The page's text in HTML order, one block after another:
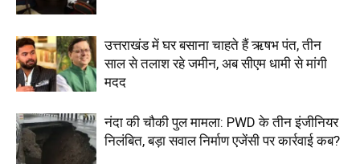
उत्तराखंड में घर बसाना चाहते हैं ऋषभ पंत, तीन
साल से तलाश रहे जमीन, अब सीएम धामी से मांगी
मदद
नंदा की चौकी पुल मामला: PWD के तीन इंजीनियर
निलंबित, बड़ा सवाल निर्माण एजेंसी पर कार्रवाई कब?